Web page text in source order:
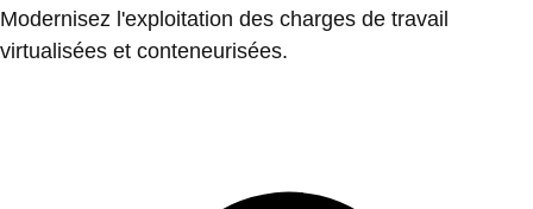
Modernisez l'exploitation des charges de travail
virtualisées et conteneurisées.